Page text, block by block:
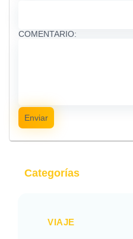
COMENTARIO:
Enviar
Categorías
VIAJE